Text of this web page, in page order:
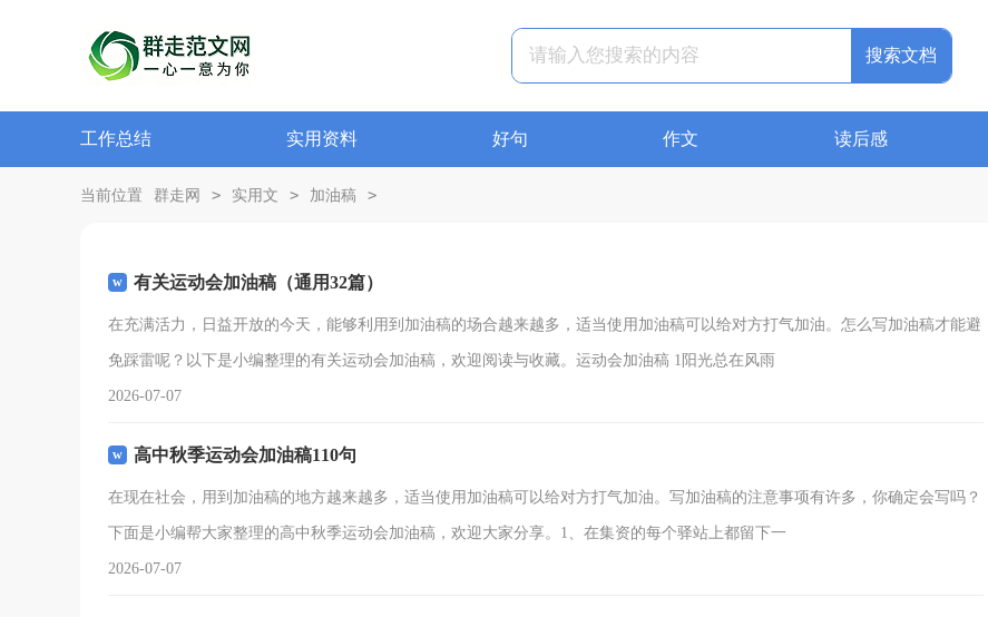
搜索文档
工作总结 实用资料 好句 作文 读后感
当前位置 群走网 > 实用文 > 加油稿 >
有关运动会加油稿（通用32篇）
在充满活力，日益开放的今天，能够利用到加油稿的场合越来越多，适当使用加油稿可以给对方打气加油。怎么写加油稿才能避
免踩雷呢？以下是小编整理的有关运动会加油稿，欢迎阅读与收藏。运动会加油稿 1阳光总在风雨
2026-07-07
高中秋季运动会加油稿110句
在现在社会，用到加油稿的地方越来越多，适当使用加油稿可以给对方打气加油。写加油稿的注意事项有许多，你确定会写吗？
下面是小编帮大家整理的高中秋季运动会加油稿，欢迎大家分享。1、在集资的每个驿站上都留下一
2026-07-07